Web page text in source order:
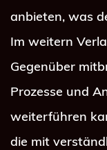
anbieten, was
Im weitern
Gegenüber
Prozesse und
weiterführen
die mit